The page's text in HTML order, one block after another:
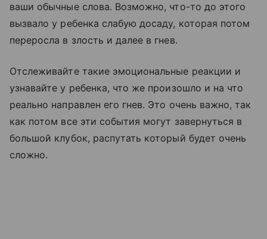
ваши обычные слова. Возможно, что-то до этого
вызвало у ребенка слабую досаду, которая потом
переросла в злость и далее в гнев.
Отслеживайте такие эмоциональные реакции и
узнавайте у ребенка, что же произошло и на что
реально направлен его гнев. Это очень важно, так
как потом все эти события могут завернуться в
большой клубок, распутать который будет очень
сложно.